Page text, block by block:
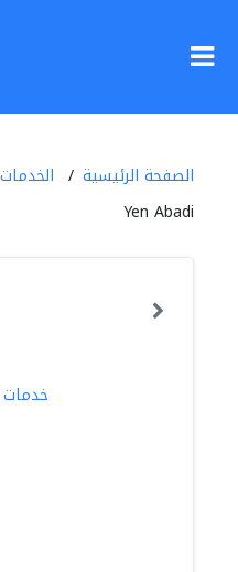
الصفحة الرئيسية الخدمات
Yen Abadi